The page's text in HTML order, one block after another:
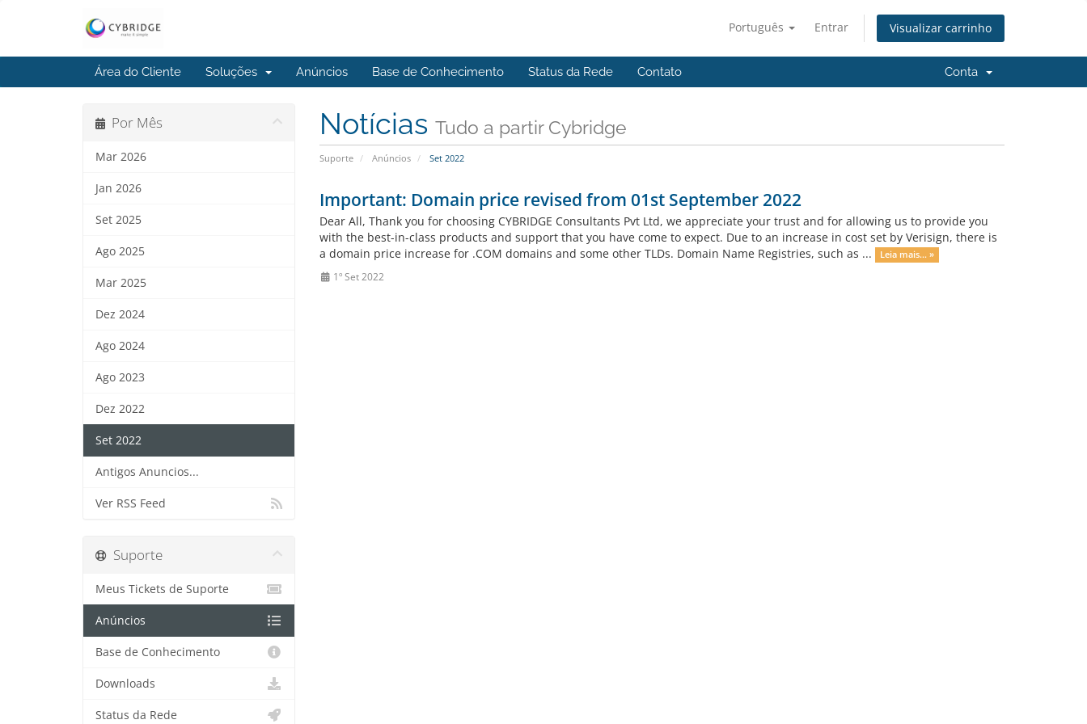
Português Entrar Visualizar carrinho
Área do Cliente Soluções Anúncios Base de Conhecimento Status da Rede Contato Conta
Notícias Tudo a partir Cybridge
Suporte Anúncios Set 2022
Por Mês
Mar 2026
Jan 2026
Set 2025
Ago 2025
Mar 2025
Dez 2024
Ago 2024
Ago 2023
Dez 2022
Set 2022
Antigos Anuncios...
Ver RSS Feed
Important: Domain price revised from 01st September 2022
Dear All, Thank you for choosing CYBRIDGE Consultants Pvt Ltd, we appreciate your trust and for allowing us to provide you
with the best-in-class products and support that you have come to expect. Due to an increase in cost set by Verisign, there is
a domain price increase for .COM domains and some other TLDs. Domain Name Registries, such as ...
Leia mais... »
1º Set 2022
Suporte
Meus Tickets de Suporte
Anúncios
Base de Conhecimento
Downloads
Status da Rede